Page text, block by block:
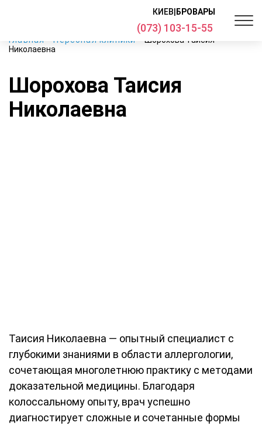
КИЕВ БРОВАРЫ
(073) 103-15-55
Главная Персонал клиники
Шорохова Таисия
Николаевна
Шорохова Таисия
Николаевна
Таисия Николаевна — опытный специалист с
глубокими знаниями в области аллергологии,
сочетающая многолетнюю практику с методами
доказательной медицины. Благодаря
колоссальному опыту, врач успешно
диагностирует сложные и сочетанные формы